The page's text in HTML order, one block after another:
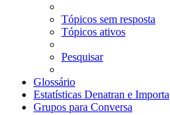
Tópicos sem resposta
Tópicos ativos
Pesquisar
Glossário
Estatísticas Denatran e Importa
Grupos para Conversa